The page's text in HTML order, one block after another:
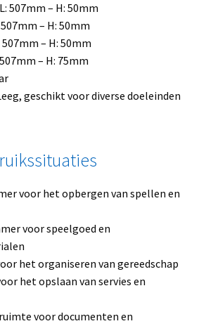
507mm – H: 50mm
507mm – H: 50mm
507mm – H: 50mm
– H: 75mm
geschikt voor diverse doeleinden
voor het opbergen van spellen en
voor speelgoed en
het organiseren van gereedschap
het opslaan van servies en
voor documenten en